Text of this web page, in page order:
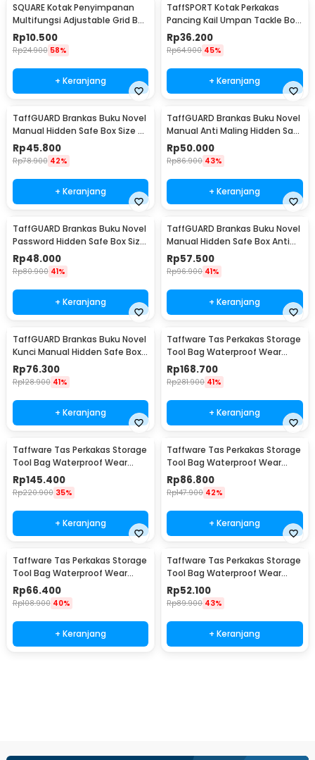
SQUARE Kotak Penyimpanan
Multifungsi Adjustable Grid Box
24 Slot - J24D
Rp10.500
Rp24.900 58%
+ Keranjang
TaffSPORT Kotak Perkakas
Pancing Kail Umpan Tackle Box
14 Grid - LYH-1017
Rp36.200
Rp64.900 45%
+ Keranjang
TaffGUARD Brankas Buku Novel
Manual Hidden Safe Box Size S
- KB-20L
Rp45.800
Rp78.900 42%
+ Keranjang
TaffGUARD Brankas Buku Novel
Manual Anti Maling Hidden Safe
Box Size S - KB-20L
Rp50.000
Rp86.900 43%
+ Keranjang
TaffGUARD Brankas Buku Novel
Password Hidden Safe Box Size
S - KB-20P
Rp48.000
Rp80.900 41%
+ Keranjang
TaffGUARD Brankas Buku Novel
Manual Hidden Safe Box Anti
Maling Size M - KB-20L
Rp57.500
Rp96.900 41%
+ Keranjang
TaffGUARD Brankas Buku Novel
Kunci Manual Hidden Safe Box
Size L Love - KB-20L
Rp76.300
Rp128.900 41%
+ Keranjang
Taffware Tas Perkakas Storage
Tool Bag Waterproof Wear
Resistant 23 Inch - A02584
Rp168.700
Rp281.900 41%
+ Keranjang
Taffware Tas Perkakas Storage
Tool Bag Waterproof Wear
Resistant 21 Inch - A02584
Rp145.400
Rp220.900 35%
+ Keranjang
Taffware Tas Perkakas Storage
Tool Bag Waterproof Wear
Resistant 18 Inch - A03403
Rp86.800
Rp147.900 42%
+ Keranjang
Taffware Tas Perkakas Storage
Tool Bag Waterproof Wear
Resistant 16 Inch - A03403
Rp66.400
Rp108.900 40%
+ Keranjang
Taffware Tas Perkakas Storage
Tool Bag Waterproof Wear
Resistant 13 Inch - A03403
Rp52.100
Rp89.900 43%
+ Keranjang